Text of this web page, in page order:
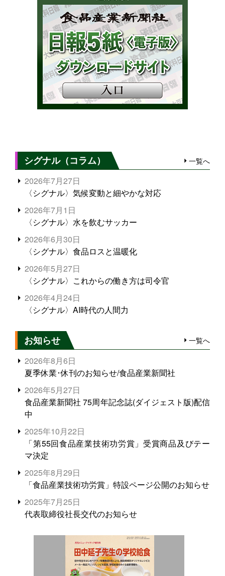
シグナル（コラム） 一覧へ
2026年7月27日
〈シグナル〉気候変動と細やかな対応
2026年7月1日
〈シグナル〉水を飲むサッカー
2026年6月30日
〈シグナル〉食品ロスと温暖化
2026年5月27日
〈シグナル〉これからの働き方は司令官
2026年4月24日
〈シグナル〉AI時代の人間力
お知らせ 一覧へ
2026年8月6日
夏季休業･休刊のお知らせ/食品産業新聞社
2026年5月27日
食品産業新聞社 75周年記念誌(ダイジェスト版)配信
中
2025年10月22日
「第55回食品産業技術功労賞」受賞商品及びテー
マ決定
2025年8月29日
「食品産業技術功労賞」特設ページ公開のお知らせ
2025年7月25日
代表取締役社長交代のお知らせ